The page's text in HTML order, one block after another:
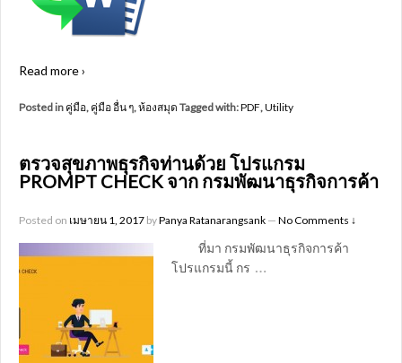
Read more ›
Posted in คู่มือ, คู่มือ อื่น ๆ,ห้องสมุด Tagged with:PDF,Utility
ตรวจสุขภาพธุรกิจท่านด้วย โปรแกรม
PROMPT CHECK จาก กรมพัฒนาธุรกิจการค้า
Posted on เมษายน 1, 2017 byPanya Ratanarangsank — No Comments ↓
ที่มา กรมพัฒนาธุรกิจการค้า
โปรแกรมนี้ กร …